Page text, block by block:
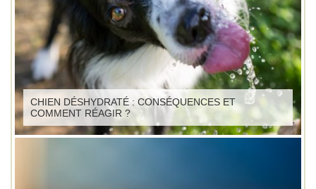
CHIEN DÉSHYDRATÉ : CONSÉQUENCES ET
COMMENT RÉAGIR ?